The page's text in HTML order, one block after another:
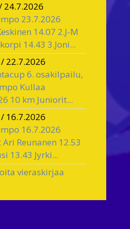
24.7.2026
23.7.2026
14.07 2.J-M
14.43 3.Joni...
/ 22.7.2026
6. osakilpailu,
Kullaa
10 km Juniorit...
/ 16.7.2026
16.7.2026
Reunanen 12.53
13.43 Jyrki...
vieraskirjaa